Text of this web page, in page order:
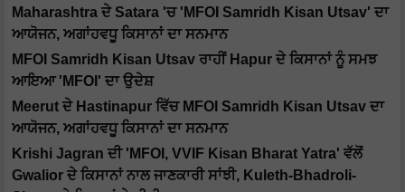
Maharashtra ਦੇ Satara 'ਚ 'MFOI Samridh Kisan Utsav' ਦਾ
ਆਯੋਜਨ, ਅਗਾਂਹਵਧੂ ਕਿਸਾਨਾਂ ਦਾ ਸਨਮਾਨ
MFOI Samridh Kisan Utsav ਰਾਹੀਂ Hapur ਦੇ ਕਿਸਾਨਾਂ ਨੂੰ ਸਮਝ
ਆਇਆ 'MFOI' ਦਾ ਉਦੇਸ਼
Meerut ਦੇ Hastinapur ਵਿੱਚ MFOI Samridh Kisan Utsav ਦਾ
ਆਯੋਜਨ, ਅਗਾਂਹਵਧੂ ਕਿਸਾਨਾਂ ਦਾ ਸਨਮਾਨ
Krishi Jagran ਦੀ 'MFOI, VVIF Kisan Bharat Yatra' ਵੱਲੋਂ
Gwalior ਦੇ ਕਿਸਾਨਾਂ ਨਾਲ ਜਾਣਕਾਰੀ ਸਾਂਝੀ, Kuleth-Bhadroli-